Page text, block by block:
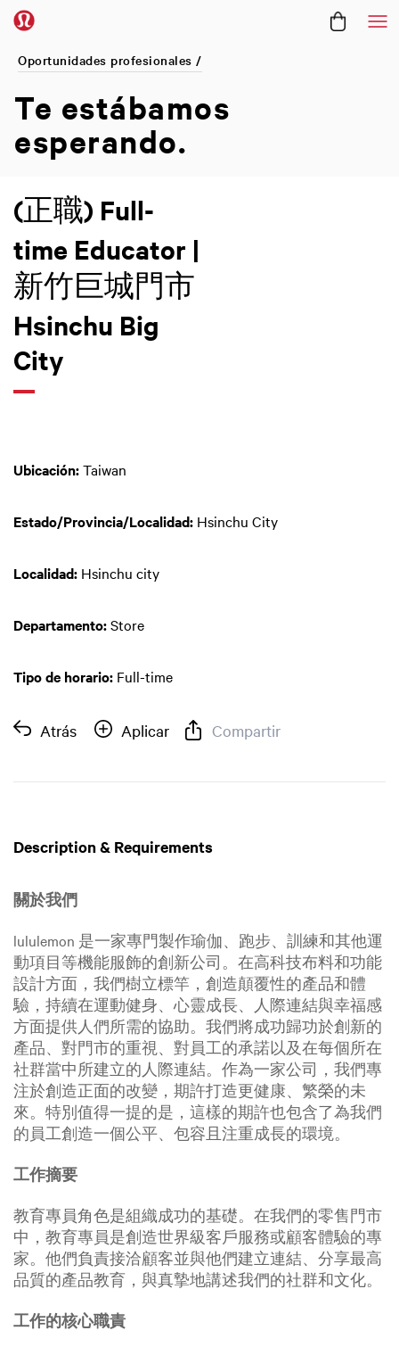
Oportunidades profesionales /
Te estábamos
esperando.
(正職) Full-
time Educator |
新竹巨城門市
Hsinchu Big
City
Ubicación:Taiwan
Estado/Provincia/Localidad: Hsinchu City
Localidad: Hsinchu city
Departamento:Store
Tipo de horario: Full-time
Atrás Aplicar Compartir
Description & Requirements
關於我們
lululemon 是一家專門製作瑜伽、跑步、訓練和其他運
動項目等機能服飾的創新公司。在高科技布料和功能
設計方面，我們樹立標竿，創造顛覆性的產品和體
驗，持續在運動健身、心靈成長、人際連結與幸福感
方面提供人們所需的協助。我們將成功歸功於創新的
產品、對門市的重視、對員工的承諾以及在每個所在
社群當中所建立的人際連結。作為一家公司，我們專
注於創造正面的改變，期許打造更健康、繁榮的未
來。特別值得一提的是，這樣的期許也包含了為我們
的員工創造一個公平、包容且注重成長的環境。
工作摘要
教育專員角色是組織成功的基礎。在我們的零售門市
中，教育專員是創造世界級客戶服務或顧客體驗的專
家。他們負責接洽顧客並與他們建立連結、分享最高
品質的產品教育，與真摯地講述我們的社群和文化。
工作的核心職責